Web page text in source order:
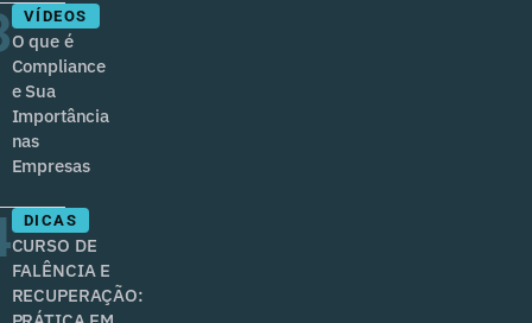
VÍDEOS
O que é
Compliance
e Sua
Importância
nas
Empresas
DICAS
CURSO DE
FALÊNCIA E
RECUPERAÇÃO: